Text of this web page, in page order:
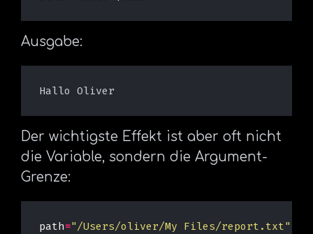
Ausgabe:
Der wichtigste Effekt ist aber oft nicht
die Variable, sondern die Argument-
Grenze:
path="/Users/oliver/My Files/report.txt"